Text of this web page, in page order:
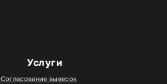
Услуги
Согласование вывесок